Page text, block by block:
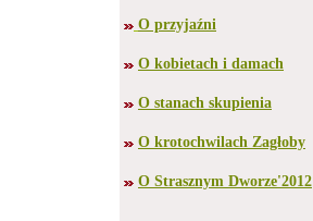
O przyjaźni
O kobietach i damach
O stanach skupienia
O krotochwilach Zagłoby
O Strasznym Dworze'2012